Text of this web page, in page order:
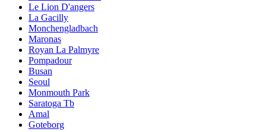
Le Lion D'angers
La Gacilly
Monchengladbach
Maronas
Royan La Palmyre
Pompadour
Busan
Seoul
Monmouth Park
Saratoga Tb
Amal
Goteborg